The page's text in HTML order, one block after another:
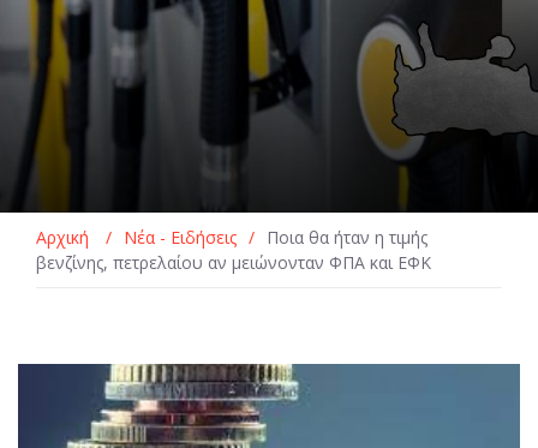
Αρχική / Νέα - Ειδήσεις / Ποια θα ήταν η τιμής
βενζίνης, πετρελαίου αν μειώνονταν ΦΠΑ και ΕΦΚ